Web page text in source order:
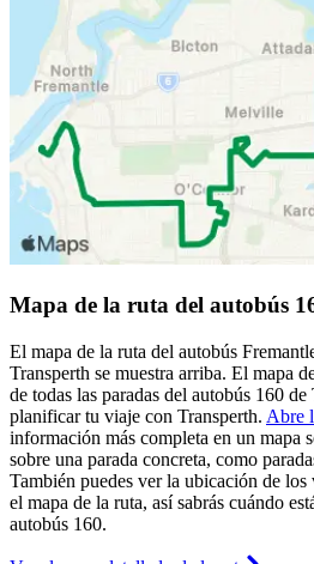
Mapa de la ruta del autobús
El mapa de la ruta del autobús
Transperth se muestra arriba. El mapa
de todas las paradas del autobús 160
planificar tu viaje con Transperth. Abre
información más completa en un mapa
sobre una parada concreta, como
También puedes ver la ubicación de
el mapa de la ruta, así sabrás cuándo
autobús 160.